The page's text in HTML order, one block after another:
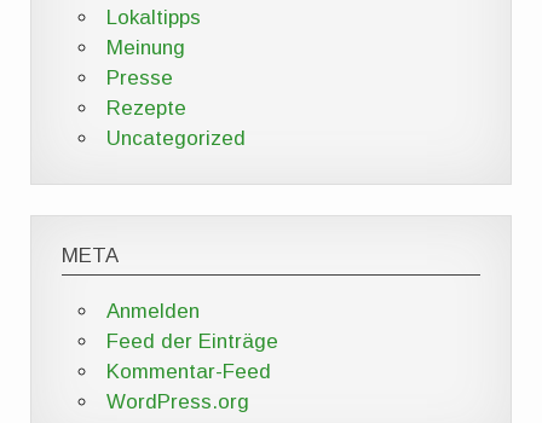
Lokaltipps
Meinung
Presse
Rezepte
Uncategorized
META
Anmelden
Feed der Einträge
Kommentar-Feed
WordPress.org